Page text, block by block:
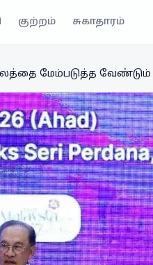
குற்றம் சுகாதாரம்
மேம்படுத்த வேண்டும் -